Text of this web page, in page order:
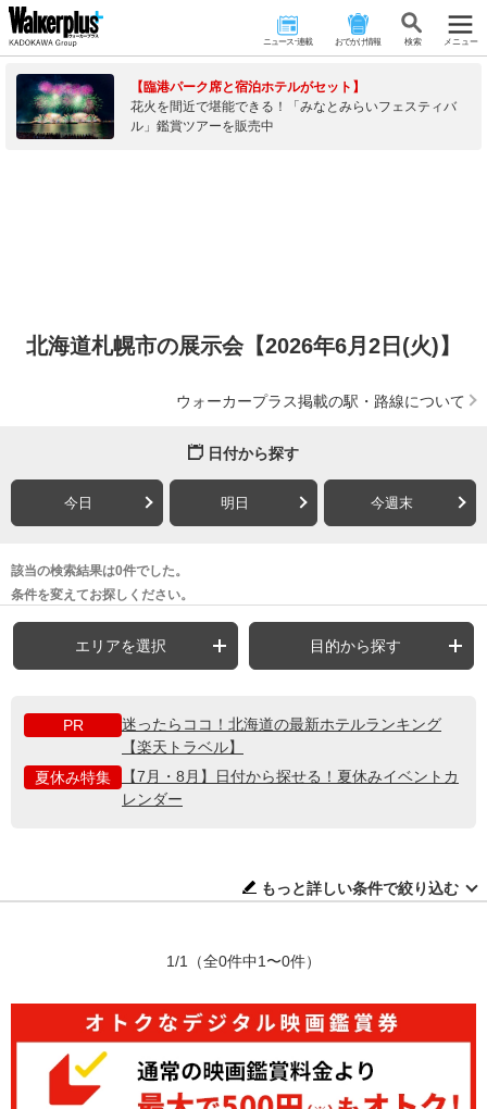
ニュース･連載 おでかけ情報 検 索 メニュー
【臨港パーク席と宿泊ホテルがセット】
花火を間近で堪能できる！「みなとみらいフェスティバ
ル」鑑賞ツアーを販売中
北海道札幌市の展示会【2026年6月2日(火)】
ウォーカープラス掲載の駅・路線について
日付から探す
今日 明日 今週末
該当の検索結果は0件でした。
条件を変えてお探しください。
エリアを選択 目的から探す
PR
迷ったらココ！北海道の最新ホテルランキング
【楽天トラベル】
夏休み特集
【7月・8月】日付から探せる！夏休みイベントカ
レンダー
もっと詳しい条件で絞り込む
1/1 （全0件中1〜0件）